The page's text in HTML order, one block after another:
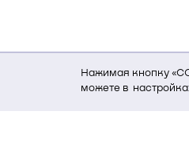
Нажимая кнопку
можете в